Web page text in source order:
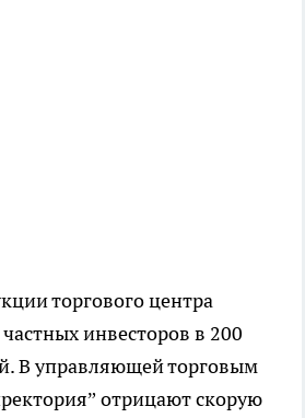
торгового центра
инвесторов в 200
В управляющей торговым
отрицают скорую